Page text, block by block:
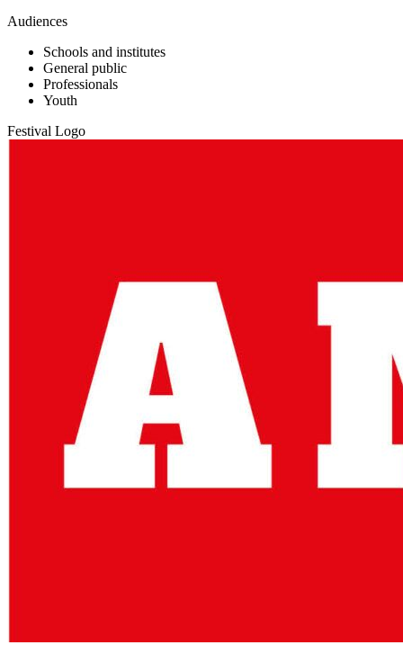
Audiences
Schools and institutes
General public
Professionals
Youth
Festival Logo